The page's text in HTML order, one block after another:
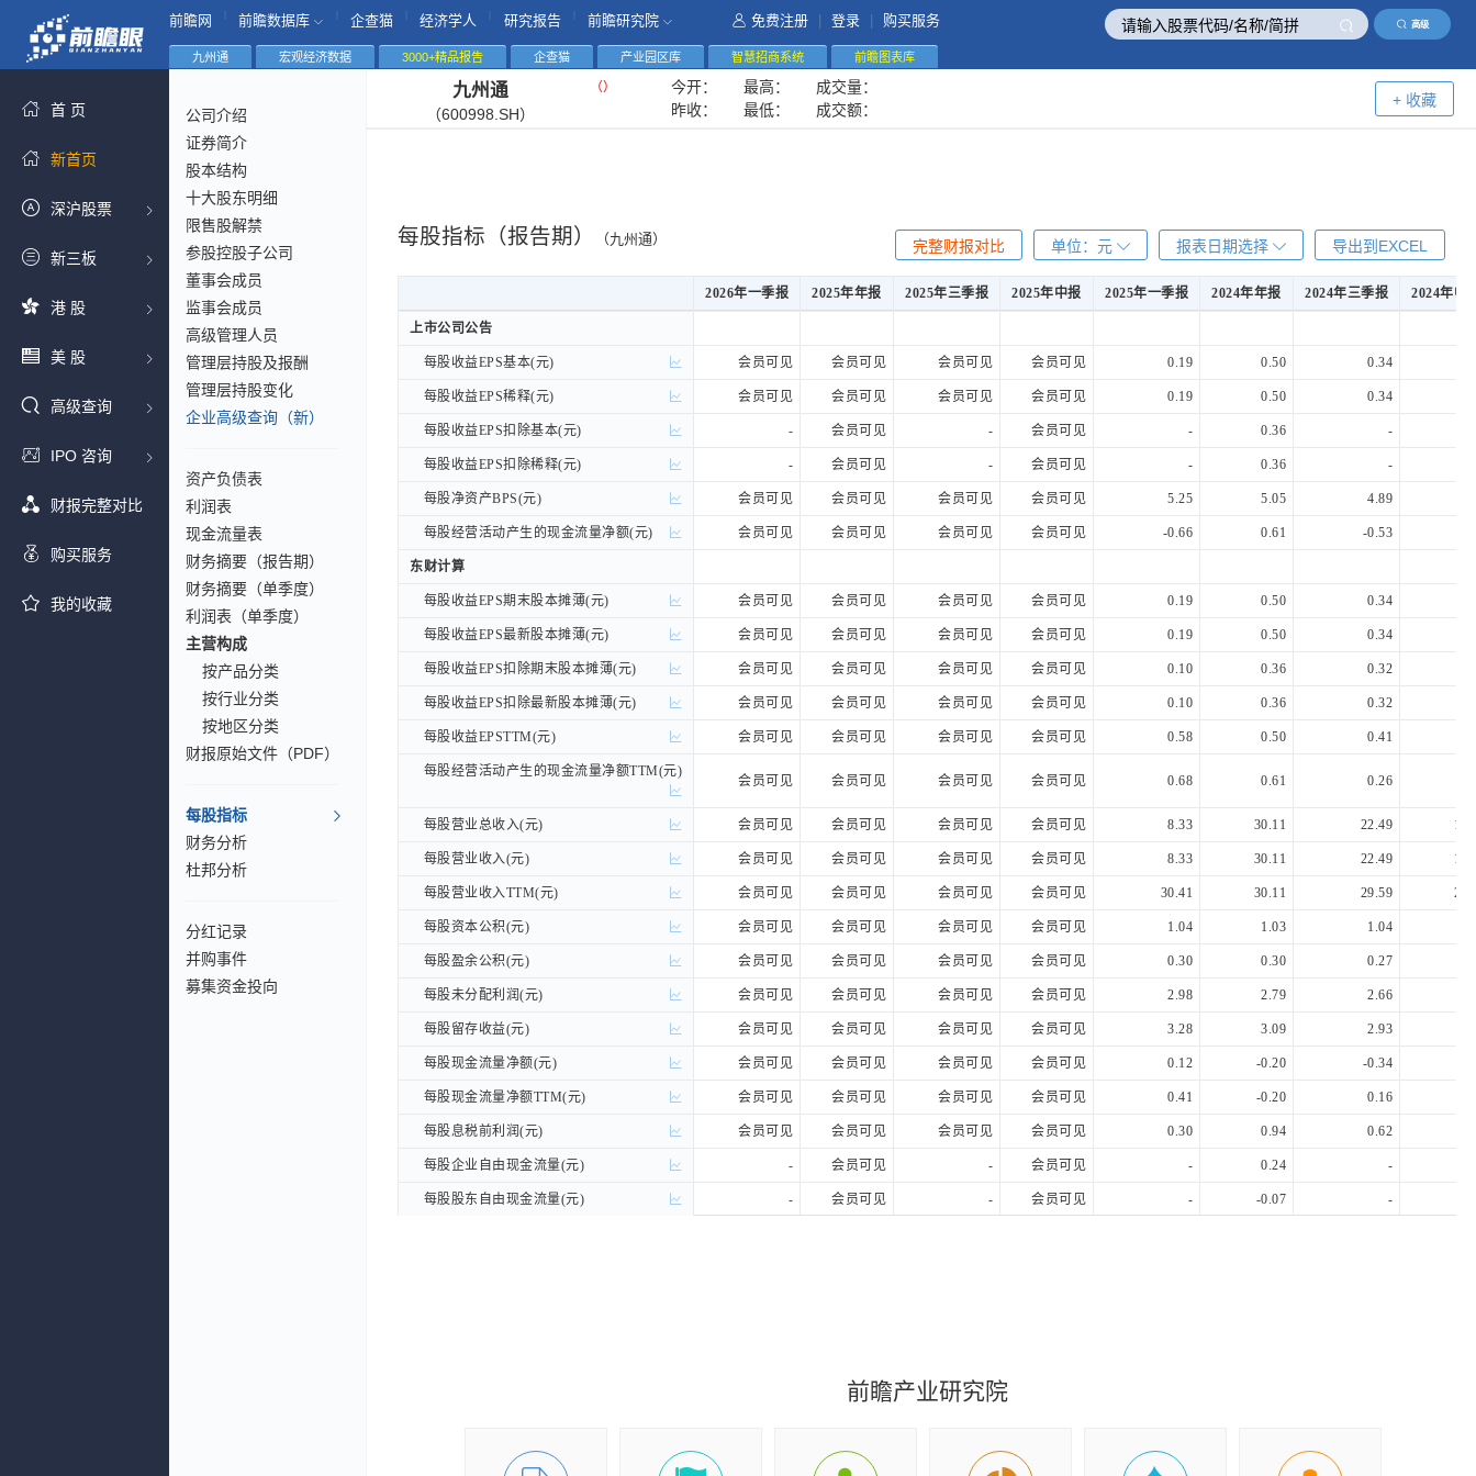
高级
前瞻网 前瞻数据库 企查猫 经济学人 研究报告 前瞻研究院 免费注册 登录 购买服务
首 页
新首页
深沪股票
新三板
港 股
美 股
高级查询
IPO 咨询
财报完整对比
购买服务
我的收藏
九州通 宏观经济数据 3000+精品报告 企查猫 产业园区库 智慧招商系统 前瞻图表库
公司介绍
证券简介
股本结构
十大股东明细
限售股解禁
参股控股子公司
董事会成员
监事会成员
高级管理人员
管理层持股及报酬
管理层持股变化
企业高级查询（新）
资产负债表
利润表
现金流量表
财务摘要（报告期）
财务摘要（单季度）
利润表（单季度）
主营构成
按产品分类
按行业分类
按地区分类
财报原始文件（PDF）
每股指标
财务分析
杜邦分析
分红记录
并购事件
募集资金投向
九州通
（600998.SH）
（） 今开： 最高：
成交量：
昨收：
最低： 成交额：
+ 收藏
每股指标（报告期） （九州通） 导出到EXCEL
报表日期选择
单位： 元
完整财报对比
2026年一季报 2025年年报 2025年三季报 2025年中报 2025年一季报 2024年年报 2024年三季报
2024年中
上市公司公告
每股收益EPS基本(元) 会员可见 会员可见 会员可见 会员可见 0.19 0.50 0.34
每股收益EPS稀释(元) 会员可见 会员可见 会员可见 会员可见 0.19 0.50 0.34
每股收益EPS扣除基本(元) - 会员可见 - 会员可见 - 0.36 -
每股收益EPS扣除稀释(元) - 会员可见 - 会员可见 - 0.36 -
每股净资产BPS(元) 会员可见 会员可见 会员可见 会员可见 5.25 5.05 4.89
每股经营活动产生的现金流量净额(元) 会员可见 会员可见 会员可见 会员可见 -0.66 0.61 -0.53
东财计算
每股收益EPS期末股本摊薄(元) 会员可见 会员可见 会员可见 会员可见 0.19 0.50 0.34
每股收益EPS最新股本摊薄(元) 会员可见 会员可见 会员可见 会员可见 0.19 0.50 0.34
每股收益EPS扣除期末股本摊薄(元) 会员可见 会员可见 会员可见 会员可见 0.10 0.36 0.32
每股收益EPS扣除最新股本摊薄(元) 会员可见 会员可见 会员可见 会员可见 0.10 0.36 0.32
每股收益EPSTTM(元) 会员可见 会员可见 会员可见 会员可见 0.58 0.50 0.41
每股经营活动产生的现金流量净额TTM(元)
会员可见 会员可见 会员可见 会员可见 0.68 0.61 0.26
每股营业总收入(元) 会员可见 会员可见 会员可见 会员可见 8.33 30.11 22.49
每股营业收入(元) 会员可见 会员可见 会员可见 会员可见 8.33 30.11 22.49
每股营业收入TTM(元) 会员可见 会员可见 会员可见 会员可见 30.41 30.11 29.59
每股资本公积(元) 会员可见 会员可见 会员可见 会员可见 1.04 1.03 1.04
每股盈余公积(元) 会员可见 会员可见 会员可见 会员可见 0.30 0.30 0.27
每股未分配利润(元) 会员可见 会员可见 会员可见 会员可见 2.98 2.79 2.66
每股留存收益(元) 会员可见 会员可见 会员可见 会员可见 3.28 3.09 2.93
每股现金流量净额(元) 会员可见 会员可见 会员可见 会员可见 0.12 -0.20 -0.34
每股现金流量净额TTM(元) 会员可见 会员可见 会员可见 会员可见 0.41 -0.20 0.16
每股息税前利润(元) 会员可见 会员可见 会员可见 会员可见 0.30 0.94 0.62
每股企业自由现金流量(元) - 会员可见 - 会员可见 - 0.24 -
每股股东自由现金流量(元) - 会员可见 - 会员可见 - -0.07 -
上市公司公告
每股收益EPS基本(元)
每股收益EPS稀释(元)
每股收益EPS扣除基本(元)
每股收益EPS扣除稀释(元)
每股净资产BPS(元)
每股经营活动产生的现金流量净额(元)
东财计算
每股收益EPS期末股本摊薄(元)
每股收益EPS最新股本摊薄(元)
每股收益EPS扣除期末股本摊薄(元)
每股收益EPS扣除最新股本摊薄(元)
每股收益EPSTTM(元)
每股经营活动产生的现金流量净额TTM(元)
每股营业总收入(元)
每股营业收入(元)
每股营业收入TTM(元)
每股资本公积(元)
每股盈余公积(元)
每股未分配利润(元)
每股留存收益(元)
每股现金流量净额(元)
每股现金流量净额TTM(元)
每股息税前利润(元)
每股企业自由现金流量(元)
每股股东自由现金流量(元)
前瞻产业研究院